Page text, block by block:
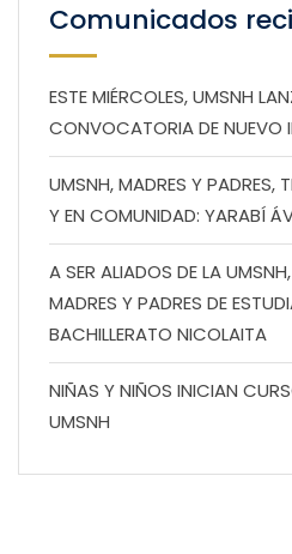
Comunicados
ESTE MIÉRCOLES, UMSNH
CONVOCATORIA DE NUEVO
UMSNH, MADRES Y PADRES,
Y EN COMUNIDAD: YARABÍ
A SER ALIADOS DE LA
MADRES Y PADRES DE
BACHILLERATO NICOLAITA
NIÑAS Y NIÑOS INICIAN
UMSNH